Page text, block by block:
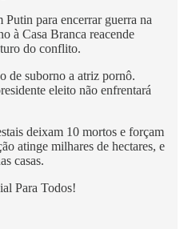
para encerrar guerra na
à Casa Branca reacende
do conflito.
de suborno a atriz pornô.
eleito não enfrentará
deixam 10 mortos e forçam
atinge milhares de hectares, e
casas.
Para Todos!